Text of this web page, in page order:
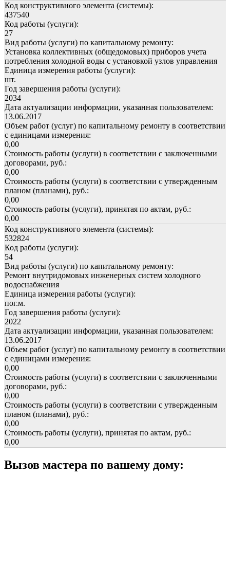
Код конструктивного элемента (системы):
437540
Код работы (услуги):
27
Вид работы (услуги) по капитальному ремонту:
Установка коллективных (общедомовых) приборов учета
потребления холодной воды с установкой узлов управления
Единица измерения работы (услуги):
шт.
Год завершения работы (услуги):
2034
Дата актуализации информации, указанная пользователем:
13.06.2017
Объем работ (услуг) по капитальному ремонту в соответствии
с единицами измерения:
0,00
Стоимость работы (услуги) в соответствии с заключенными
договорами, руб.:
0,00
Стоимость работы (услуги) в соответствии с утвержденным
планом (планами), руб.:
0,00
Стоимость работы (услуги), принятая по актам, руб.:
0,00
Код конструктивного элемента (системы):
532824
Код работы (услуги):
54
Вид работы (услуги) по капитальному ремонту:
Ремонт внутридомовых инженерных систем холодного
водоснабжения
Единица измерения работы (услуги):
пог.м.
Год завершения работы (услуги):
2022
Дата актуализации информации, указанная пользователем:
13.06.2017
Объем работ (услуг) по капитальному ремонту в соответствии
с единицами измерения:
0,00
Стоимость работы (услуги) в соответствии с заключенными
договорами, руб.:
0,00
Стоимость работы (услуги) в соответствии с утвержденным
планом (планами), руб.:
0,00
Стоимость работы (услуги), принятая по актам, руб.:
0,00
Вызов мастера по вашему дому: